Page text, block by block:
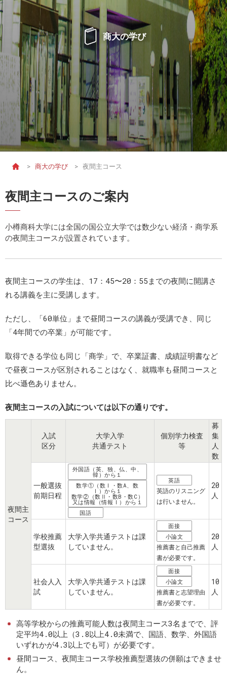
商大の学び
> 商大の学び > 夜間主コース
夜間主コースのご案内
小樽商科大学には全国の国公立大学では数少ない経済・商学系
の夜間主コースが設置されています。
夜間主コースの学生は、17：45〜20：55までの夜間に開講さ
れる講義を主に受講します。
ただし、「60単位」まで昼間コースの講義が受講でき、同じ
「4年間での卒業」が可能です。
取得できる学位も同じ「商学」で、卒業証書、成績証明書など
で昼夜コースが区別されることはなく、就職率も昼間コースと
比べ遜色ありません。
夜間主コースの入試については以下の通りです。
夜間主
コース
入試
区分
大学入学
共通テスト
個別学力検査
等
募
集
人
数
一般選抜
前期日程
外国語（英、独、仏、中、
韓）から１
数学①（数Ⅰ・数A、数
Ⅰ）から１
数学②（数Ⅱ・数B・数C）
又は情報（情報Ⅰ）から１
国語
英語
英語のリスニング
は行いません。
20
人
学校推薦
型選抜
大学入学共通テストは課
していません。
面接
小論文
推薦書と自己推薦
書が必要です。
20
人
社会人入
試
大学入学共通テストは課
していません。
面接
小論文
推薦書と志望理由
書が必要です。
10
人
高等学校からの推薦可能人数は夜間主コース3名までで、評
定平均4.0以上（3.8以上4.0未満で、国語、数学、外国語
いずれかが4.3以上でも可）が必要です。
昼間コース、夜間主コース学校推薦型選抜の併願はできませ
ん。